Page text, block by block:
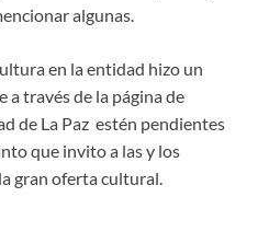
algunas.
en la entidad hizo un
a través de la página de
de La Paz estén pendientes
que invito a las y los
gran oferta cultural.